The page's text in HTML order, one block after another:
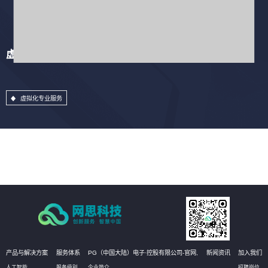
虚拟化专业服务
虚拟化专业服务
产品与解决方案 服务体系 PG（中国大陆）电子·控股有限公司-官网, 新闻资讯 加入我们